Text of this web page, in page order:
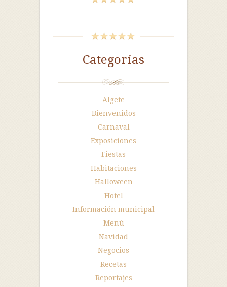
Categorías
Algete
Bienvenidos
Carnaval
Exposiciones
Fiestas
Habitaciones
Halloween
Hotel
Información municipal
Menú
Navidad
Negocios
Recetas
Reportajes